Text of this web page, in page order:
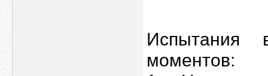
Испытания
моментов: